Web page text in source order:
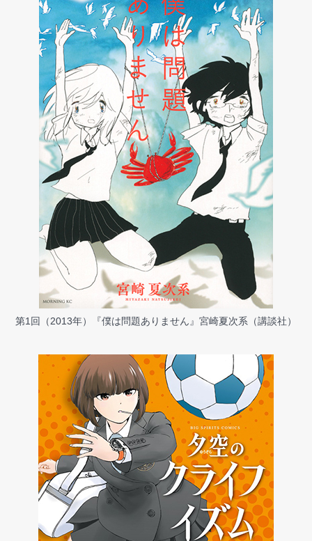
第1回（2013年）『僕は問題ありません』宮崎夏次系（講談社）